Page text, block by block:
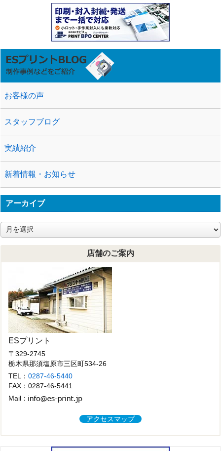
お客様の声
スタッフブログ
実績紹介
新着情報・お知らせ
アーカイブ
ア
ー
カ
店舗のご案内
ESプリント
〒329-2745
栃木県那須塩原市三区町534-26
TEL：0287-46-5440
FAX：0287-46-5441
Mail：
アクセスマップ